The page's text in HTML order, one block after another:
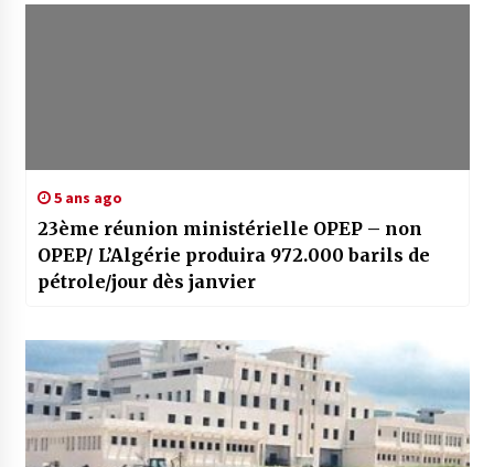
5 ans ago
23ème réunion ministérielle OPEP – non
OPEP/ L’Algérie produira 972.000 barils de
pétrole/jour dès janvier